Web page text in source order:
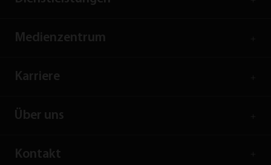
Medienzentrum
Karriere
Über uns
Kontakt